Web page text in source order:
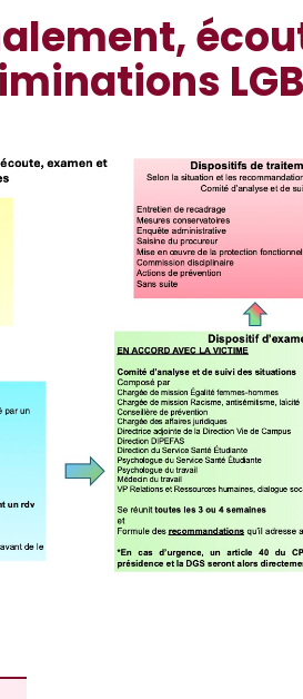
Library of Humanities
à l’UFR STN
professionnelle
d’études Europe
13 février 2026